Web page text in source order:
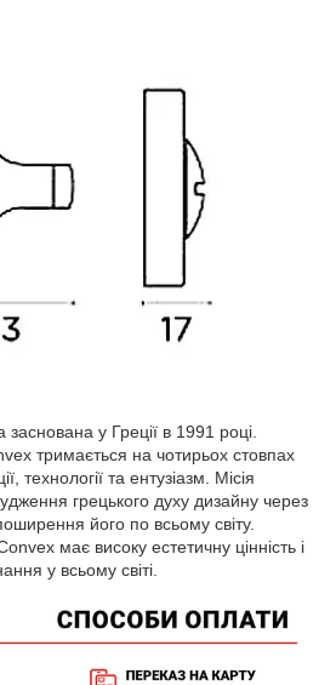
заснована у Греції в 1991 році.
тримається на чотирьох стовпах
технології та ентузіазм. Місія
грецького духу дизайну через
його по всьому світу.
має високу естетичну цінність і
у всьому світі.